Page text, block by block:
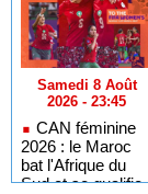
Samedi 8 Août
2026 - 23:45
CAN féminine
2026 : le Maroc
bat l'Afrique du
Sud et se qualifie